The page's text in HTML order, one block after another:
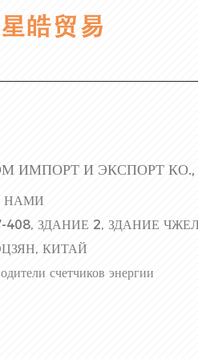
ИМПОРТ И ЭКСПОРТ КО.,
НАМИ
ЗДАНИЕ 2, ЗДАНИЕ
КИТАЙ
счетчиков энергии